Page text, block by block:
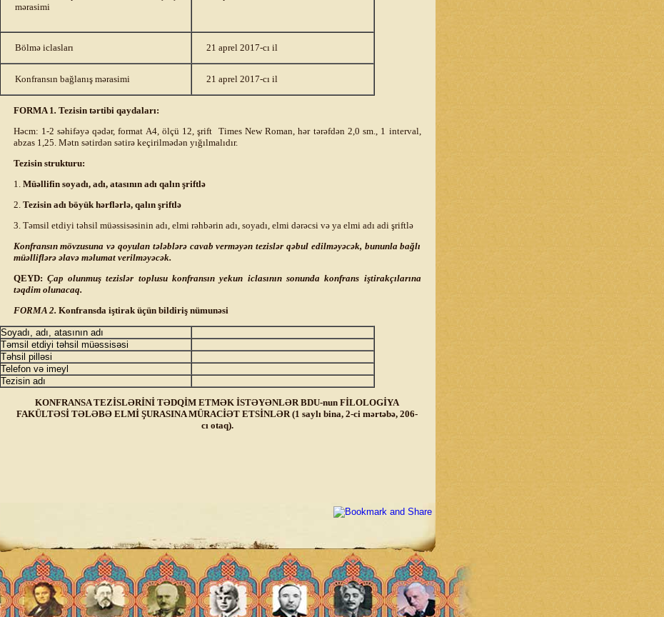
mərasimi
Bölmə iclasları 21 aprel 2017-cı il
Konfransın bağlanış mərasimi 21 aprel 2017-cı il
FORMA 1. Tezisin tərtibi qaydaları:
Həcm: 1-2 səhifəyə qədər, format A4, ölçü 12, şrift Times New Roman, hər tərəfdən 2,0 sm., 1 interval,
abzas 1,25. Mətn sətirdən sətirə keçirilmədən yığılmalıdır.
Tezisin strukturu:
1. Müəllifin soyadı, adı, atasının adı qalın şriftlə
2. Tezisin adı böyük hərflərlə, qalın şriftlə
3. Təmsil etdiyi təhsil müəssisəsinin adı, elmi rəhbərin adı, soyadı, elmi dərəcsi və ya elmi adı adi şriftlə
Konfransın mövzusuna və qoyulan tələblərə cavab verməyən tezislər qəbul edilməyəcək, bununla bağlı
müəlliflərə əlavə məlumat verilməyəcək.
QEYD: Çap olunmuş tezislər toplusu konfransın yekun iclasının sonunda konfrans iştirakçılarına
təqdim olunacaq.
FORMA 2. Konfransda iştirak üçün bildiriş nümunəsi
Soyadı, adı, atasının adı
Təmsil etdiyi təhsil müəssisəsi
Təhsil pilləsi
Telefon və imeyl
Tezisin adı
KONFRANSA TEZİSLƏRİNİ TƏDQİM ETMƏK İSTƏYƏNLƏR BDU-nun FİLOLOGİYA
FAKÜLTƏSİ TƏLƏBƏ ELMİ ŞURASINA MÜRACİƏT ETSİNLƏR (1 saylı bina, 2-ci mərtəbə, 206-
cı otaq).